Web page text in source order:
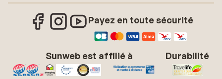
Payez en toute sécurité
Sunweb est affilié à Durabilité